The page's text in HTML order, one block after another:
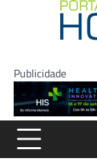
Publicidade